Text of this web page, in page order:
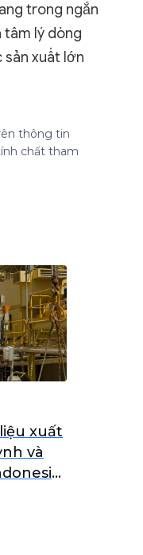
trong ngắn
tâm lý dòng
xuất lớn
thông tin
chất tham
xuất
và